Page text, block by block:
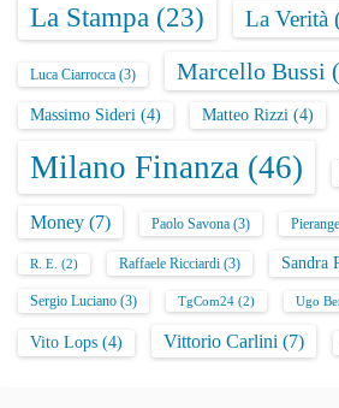
La Stampa (23) La Verità
Luca Ciarrocca (3) Marcello Bussi
Massimo Sideri (4) Matteo Rizzi (4)
Milano Finanza (46)
Money (7) Paolo Savona (3)
R. E. (2) Raffaele Ricciardi (3) Sandra
Sergio Luciano (3) TgCom24 (2) Ugo
Vito Lops (4) Vittorio Carlini (7)